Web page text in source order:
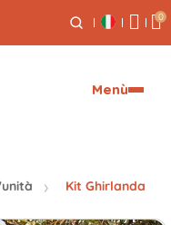
0
Menù
Kit Ghirlanda